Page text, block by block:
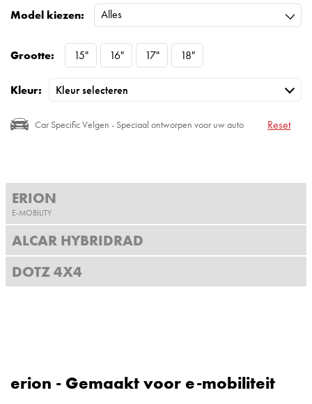
Model kiezen: Alles
Grootte: 15" 16" 17" 18"
Kleur:
Car Specific Velgen - Speciaal ontworpen voor uw auto Reset
ERION
E-MOBILITY
ALCAR HYBRIDRAD
DOTZ 4X4
erion - Gemaakt voor e-mobiliteit